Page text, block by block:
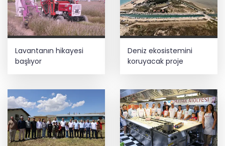
Kayseri Talas İnovasyon Merkezi finale
kaldı
felaket uyarısı
Lukaku Fener’e mi, Beşiktaş’a mı geliyor?
İş Bankası Grubu üst yönetiminde görev
değişimi
Lavantanın hikayesi
başlıyor
Deniz ekosistemini
koruyacak proje